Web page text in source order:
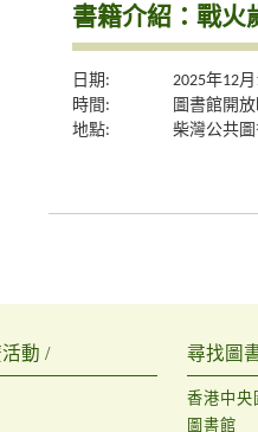
書籍介紹：戰火
日期:
2025年12
時間:
圖書館開放
地點:
柴灣公共
動 / 尋找圖
香港中央
圖書館